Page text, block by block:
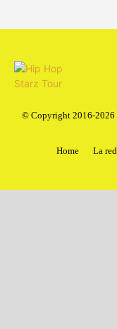
© Copyright 2016-2026
Home
La